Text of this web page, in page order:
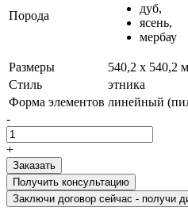
Порода
дуб,
ясень,
мербау
Размеры
540,2 х 540,2
Стиль
этника
Форма элементов линейный
-
+
Получить консультацию
Заключи договор сейчас - получи